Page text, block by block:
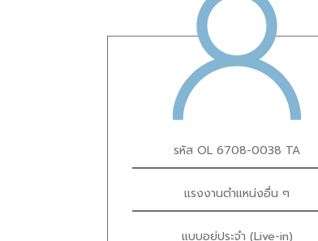
รหัส OL 6708-0038 TA
แรงงานตำแหน่งอื่น ๆ
แบบอยู่ประจำ (Live-in)